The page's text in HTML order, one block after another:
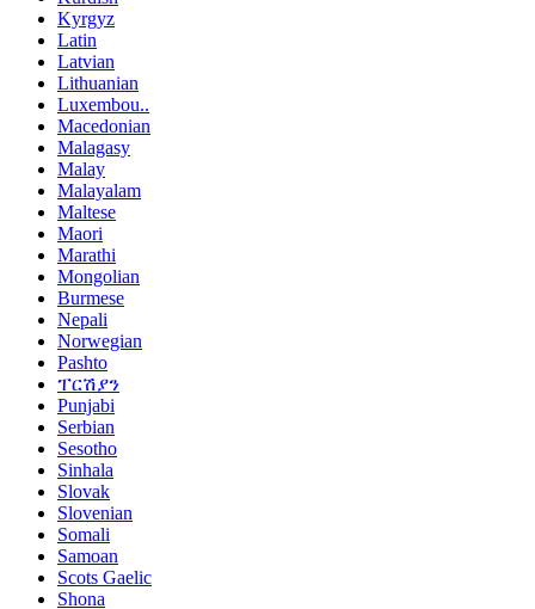
Kyrgyz
Latin
Latvian
Lithuanian
Luxembou..
Macedonian
Malagasy
Malay
Malayalam
Maltese
Maori
Marathi
Mongolian
Burmese
Nepali
Norwegian
Pashto
ፐርሽያን
Punjabi
Serbian
Sesotho
Sinhala
Slovak
Slovenian
Somali
Samoan
Scots Gaelic
Shona